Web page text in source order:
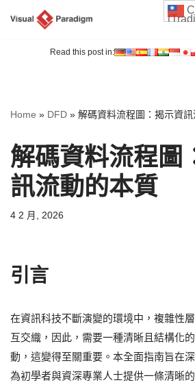
Read this post in:
Home » DFD » 解碼資料流程圖：揭示資
解碼資料流程圖
訊流動的本質
4 2 月, 2026
引言
在資訊科技不斷演變的環境中，複雜性
互交織，因此，需要一種清晰且結構化
動，這變得至關重要。本全面指南旨在
為初學者與資深專業人士提供一條清晰